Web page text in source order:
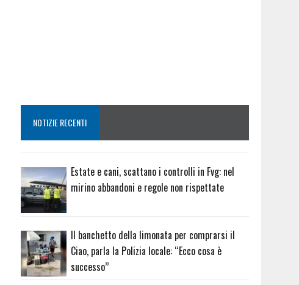
NOTIZIE RECENTI
Estate e cani, scattano i controlli in Fvg: nel
mirino abbandoni e regole non rispettate
Il banchetto della limonata per comprarsi il
Ciao, parla la Polizia locale: “Ecco cosa è
successo”